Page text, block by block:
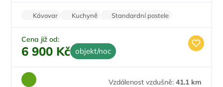
Kávovar Kuchyně
Standardní postele
Wi-Fi
Krb
Cena již od:
6 900 Kč objekt/noc
Vzdálenost vzdušně: 41.1 km